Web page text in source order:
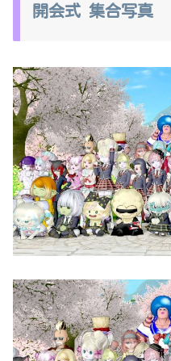
開会式 集合写真